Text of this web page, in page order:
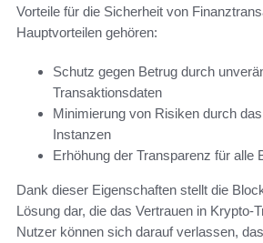
Vorteile für die Sicherheit von
Hauptvorteilen gehören:
Schutz gegen Betrug durch
Transaktionsdaten
Minimierung von Risiken durch
Instanzen
Erhöhung der Transparenz für alle
Dank dieser Eigenschaften stellt die
Lösung dar, die das Vertrauen in Krypto-
Nutzer können sich darauf verlassen,